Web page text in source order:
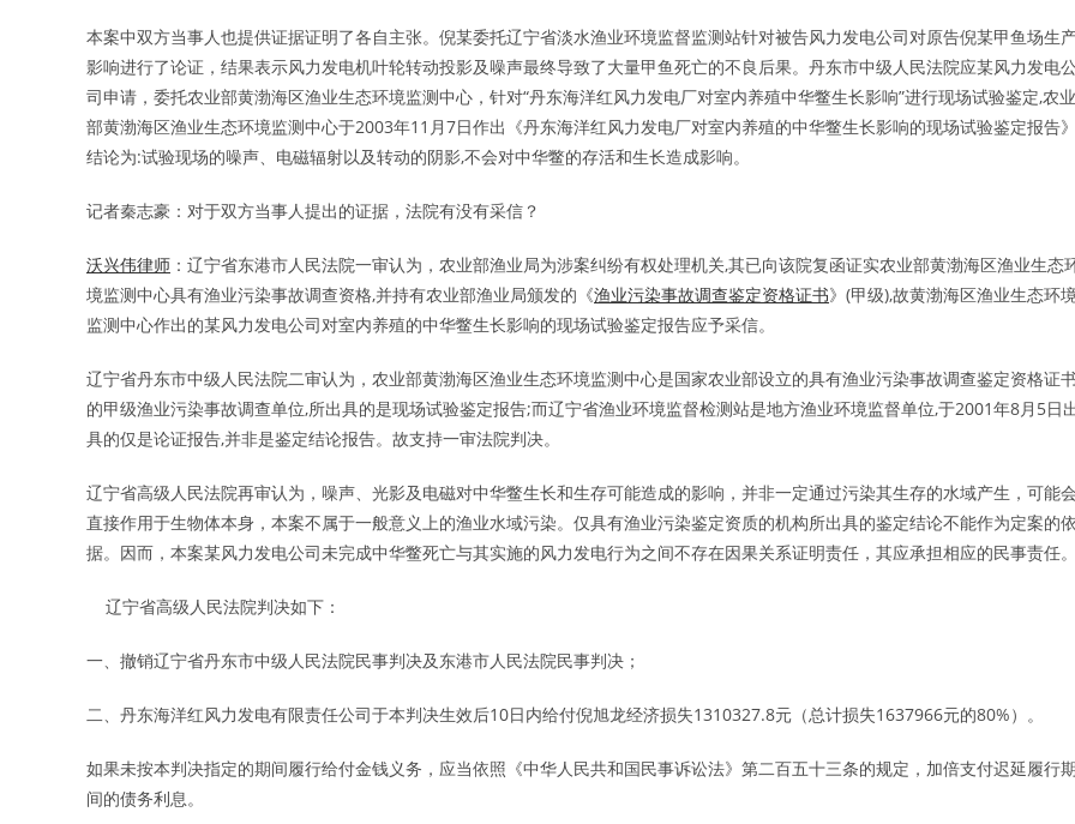
本案中双方当事人也提供证据证明了各自主张。倪某委托辽宁省淡水渔业环境监督监测站针对被告风力发电公司对原告倪某甲鱼场生
影响进行了论证，结果表示风力发电机叶轮转动投影及噪声最终导致了大量甲鱼死亡的不良后果。丹东市中级人民法院应某风力发电
司申请，委托农业部黄渤海区渔业生态环境监测中心，针对“丹东海洋红风力发电厂对室内养殖中华鳖生长影响”进行现场试验鉴定,农业
部黄渤海区渔业生态环境监测中心于2003年11月7日作出《丹东海洋红风力发电厂对室内养殖的中华鳖生长影响的现场试验鉴定报告
结论为:试验现场的噪声、电磁辐射以及转动的阴影,不会对中华鳖的存活和生长造成影响。
记者秦志豪：对于双方当事人提出的证据，法院有没有采信？
沃兴伟律师 ：辽宁省东港市人民法院一审认为，农业部渔业局为涉案纠纷有权处理机关,其已向该院复函证实农业部黄渤海区渔业生态
境监测中心具有渔业污染事故调查资格,并持有农业部渔业局颁发的《渔业污染事故调查鉴定资格证书》(甲级),故黄渤海区渔业生态环
监测中心作出的某风力发电公司对室内养殖的中华鳖生长影响的现场试验鉴定报告应予采信。
辽宁省丹东市中级人民法院二审认为，农业部黄渤海区渔业生态环境监测中心是国家农业部设立的具有渔业污染事故调查鉴定资格证书
的甲级渔业污染事故调查单位,所出具的是现场试验鉴定报告;而辽宁省渔业环境监督检测站是地方渔业环境监督单位,于2001年8月5日
具的仅是论证报告,并非是鉴定结论报告。故支持一审法院判决。
辽宁省高级人民法院再审认为，噪声、光影及电磁对中华鳖生长和生存可能造成的影响，并非一定通过污染其生存的水域产生，可能会
直接作用于生物体本身，本案不属于一般意义上的渔业水域污染。仅具有渔业污染鉴定资质的机构所出具的鉴定结论不能作为定案的依
据。因而，本案某风力发电公司未完成中华鳖死亡与其实施的风力发电行为之间不存在因果关系证明责任，其应承担相应的民事责任。
辽宁省高级人民法院判决如下：
一、撤销辽宁省丹东市中级人民法院民事判决及东港市人民法院民事判决；
二、丹东海洋红风力发电有限责任公司于本判决生效后10日内给付倪旭龙经济损失1310327.8元（总计损失1637966元的80%）。
如果未按本判决指定的期间履行给付金钱义务，应当依照《中华人民共和国民事诉讼法》第二百五十三条的规定，加倍支付迟延履行期
间的债务利息。